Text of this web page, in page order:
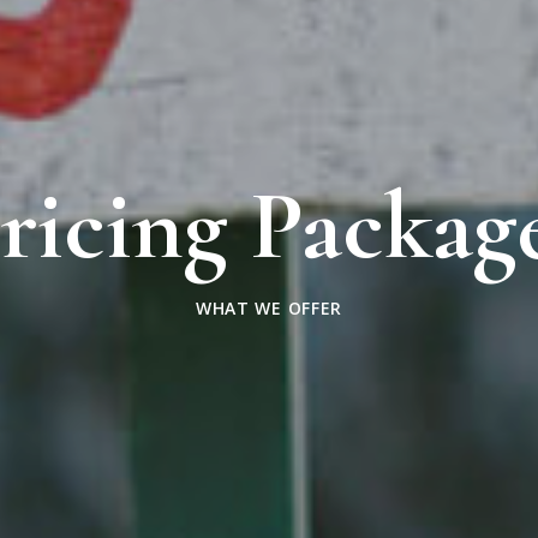
WHAT WE OFFER